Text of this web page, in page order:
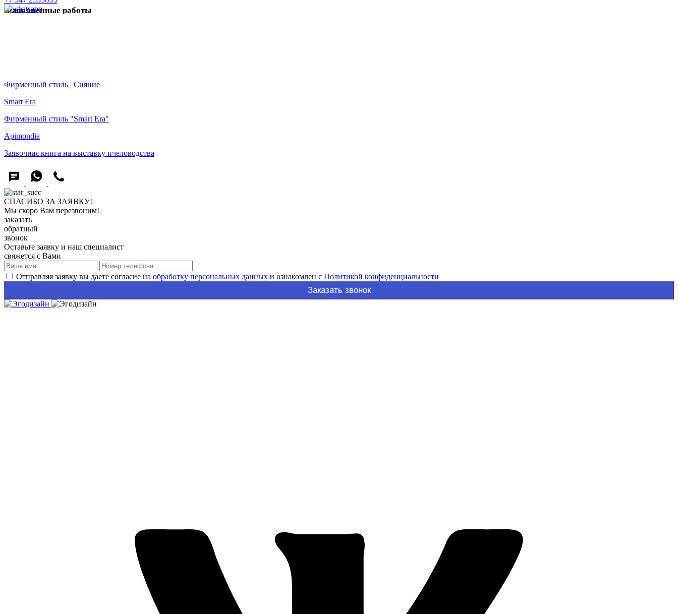
Выполненные работы
Фирменный стиль | Сияние
Smart Era
Фирменный стиль "Smart Era"
Apimondia
Заявочная книга на выставку пчеловодства
СПАСИБО ЗА ЗАЯВКУ!
Мы скоро Вам перезвоним!
заказать
обратный
звонок
Оставьте заявку и наш специалист
свяжется с Вами
Отправляя заявку вы даете согласие на обработку персональных данных и ознакомлен с Политикой конфиденциальности